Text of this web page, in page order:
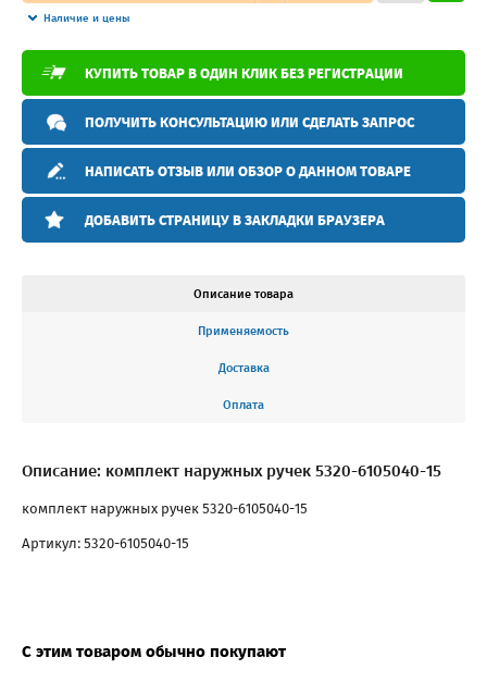
Наличие и цены
КУПИТЬ ТОВАР В ОДИН КЛИК БЕЗ РЕГИСТРАЦИИ
ПОЛУЧИТЬ КОНСУЛЬТАЦИЮ ИЛИ СДЕЛАТЬ ЗАПРОС
НАПИСАТЬ ОТЗЫВ ИЛИ ОБЗОР О ДАННОМ ТОВАРЕ
ДОБАВИТЬ СТРАНИЦУ В ЗАКЛАДКИ БРАУЗЕРА
Описание товара
Применяемость
Доставка
Оплата
Описание: комплект наружных ручек 5320-6105040-15
комплект наружных ручек 5320-6105040-15
Артикул: 5320-6105040-15
С этим товаром обычно покупают